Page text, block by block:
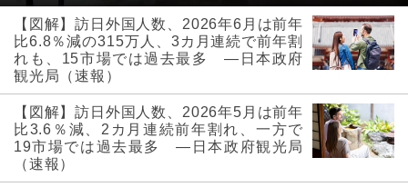
【図解】訪日外国人数、2026年6月は前年
比6.8％減の315万人、3カ月連続で前年割
れも、15市場では過去最多 ―日本政府
観光局（速報）
【図解】訪日外国人数、2026年5月は前年
比3.6％減、2カ月連続前年割れ、一方で
19市場では過去最多 ―日本政府観光局
（速報）